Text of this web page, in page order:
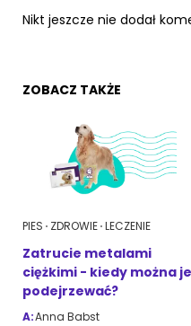
Nikt jeszcze nie dodał
ZOBACZ TAKŻE
PIES ZDROWIE LECZENIE
Zatrucie metalami
ciężkimi - kiedy można je
podejrzewać?
A:Anna Babst